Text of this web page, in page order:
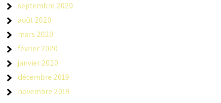
septembre 2020
août 2020
mars 2020
février 2020
janvier 2020
décembre 2019
novembre 2019